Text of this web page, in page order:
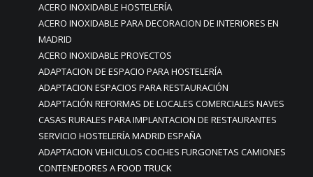
ACERO INOXIDABLE HOSTELERÍA
ACERO INOXIDABLE PARA DECORACION DE INTERIORES EN
MADRID
ACERO INOXIDABLE PROYECTOS
ADAPTACION DE ESPACIO PARA HOSTELERÍA
ADAPTACION ESPACIOS PARA RESTAURACIÓN
ADAPTACIÓN REFORMAS DE LOCALES COMERCIALES NAVES
CASAS RURALES PARA IMPLANTACION DE RESTAURANTES
SERVICIO HOSTELERÍA MADRID ESPAÑA
ADAPTACION VEHICULOS COCHES FURGONETAS CAMIONES
CONTENEDORES A FOOD TRUCK